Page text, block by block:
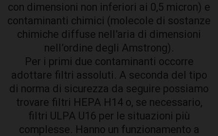
con dimensioni non inferiori ai 0,5 micron) e
contaminanti chimici (molecole di sostanze
chimiche diffuse nell’aria di dimensioni
nell’ordine degli Amstrong).
Per i primi due contaminanti occorre
adottare filtri assoluti. A seconda del tipo
di norma di sicurezza da seguire possiamo
trovare filtri HEPA H14 o, se necessario,
filtri ULPA U16 per le situazioni più
complesse. Hanno un funzionamento a